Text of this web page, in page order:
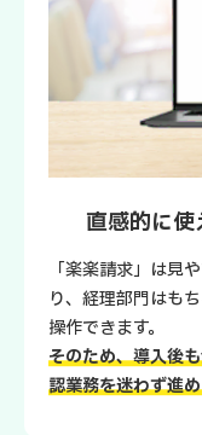
直感的に使
「楽楽請求」は見
り、経理部門はも
操作できます。
そのため、導入後
認業務を迷わず進